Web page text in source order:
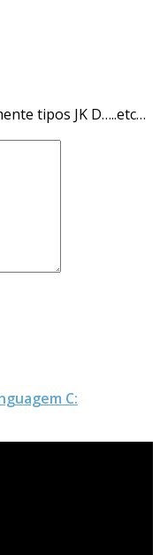
tipos JK D…..etc…
C: